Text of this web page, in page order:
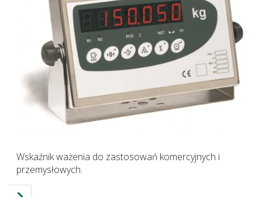
Wskaźnik ważenia do zastosowań komercyjnych i
przemysłowych.